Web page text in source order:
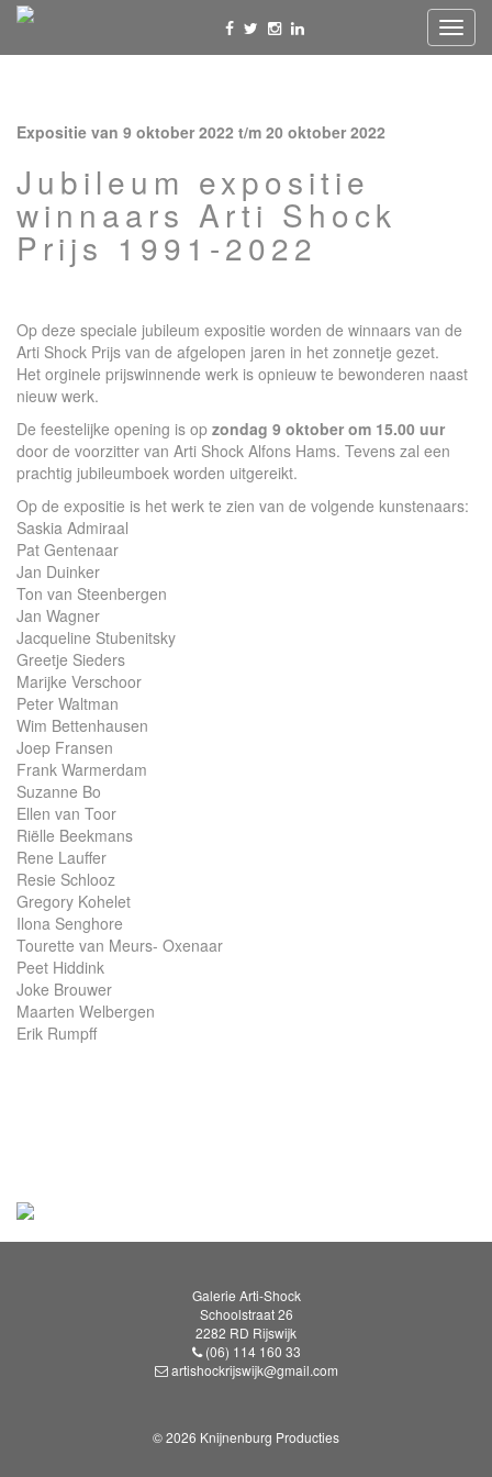
Expositie van 9 oktober 2022 t/m 20 oktober 2022
Jubileum expositie
winnaars Arti Shock
Prijs 1991-2022
Op deze speciale jubileum expositie worden de winnaars van de
Arti Shock Prijs van de afgelopen jaren in het zonnetje gezet.
Het orginele prijswinnende werk is opnieuw te bewonderen naast
nieuw werk.
De feestelijke opening is op zondag 9 oktober om 15.00 uur
door de voorzitter van Arti Shock Alfons Hams. Tevens zal een
prachtig jubileumboek worden uitgereikt.
Op de expositie is het werk te zien van de volgende kunstenaars:
Saskia Admiraal
Pat Gentenaar
Jan Duinker
Ton van Steenbergen
Jan Wagner
Jacqueline Stubenitsky
Greetje Sieders
Marijke Verschoor
Peter Waltman
Wim Bettenhausen
Joep Fransen
Frank Warmerdam
Suzanne Bo
Ellen van Toor
Riëlle Beekmans
Rene Lauffer
Resie Schlooz
Gregory Kohelet
Ilona Senghore
Tourette van Meurs- Oxenaar
Peet Hiddink
Joke Brouwer
Maarten Welbergen
Erik Rumpff
Galerie Arti-Shock
Schoolstraat 26
2282 RD Rijswijk
(06) 114 160 33
artishockrijswijk@gmail.com
© 2026 Knijnenburg Producties